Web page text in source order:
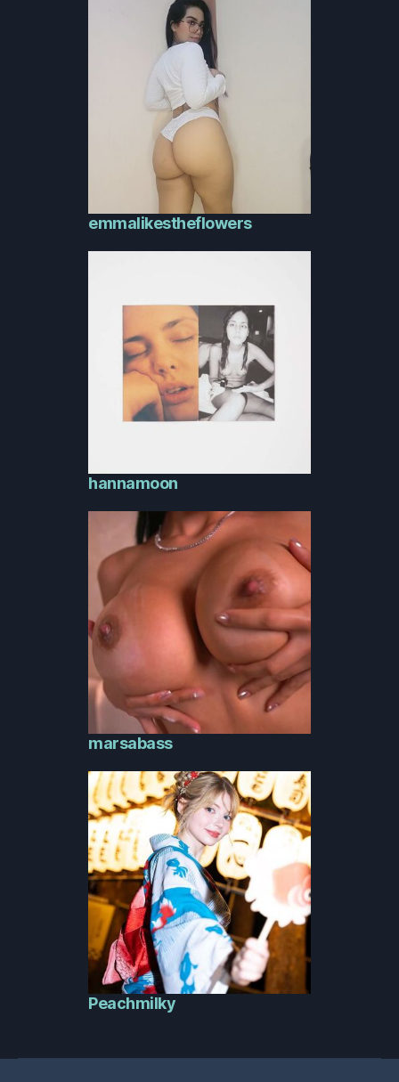
emmalikestheflowers
hannamoon
marsabass
Peachmilky